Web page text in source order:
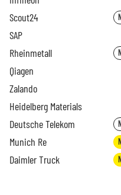
Scout24
SAP
Rheinmetall
Qiagen
Zalando
Heidelberg Materials
Deutsche Telekom
Munich Re
Daimler Truck